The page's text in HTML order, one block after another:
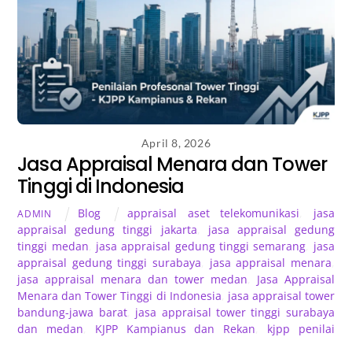
April 8, 2026
Jasa Appraisal Menara dan Tower
Tinggi di Indonesia
ADMIN Blog appraisal aset telekomunikasi
jasa
appraisal gedung tinggi jakarta
jasa appraisal gedung
tinggi medan
jasa appraisal gedung tinggi semarang
jasa
appraisal gedung tinggi surabaya
jasa appraisal menara
jasa appraisal menara dan tower medan
Jasa Appraisal
Menara dan Tower Tinggi di Indonesia jasa appraisal tower
bandung-jawa barat, jasa appraisal tower tinggi surabaya
dan medan
KJPP Kampianus dan Rekan
kjpp penilai